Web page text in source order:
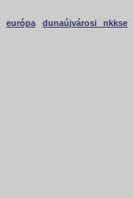
európa
dunaújvárosi nkkse